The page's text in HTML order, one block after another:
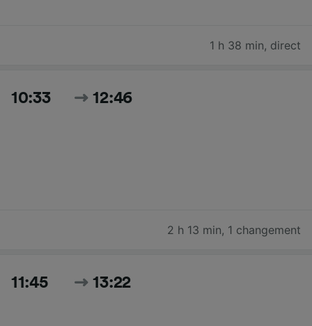
1 h 38 min, direct
10:33 12:46
2 h 13 min, 1 changement
11:45 13:22